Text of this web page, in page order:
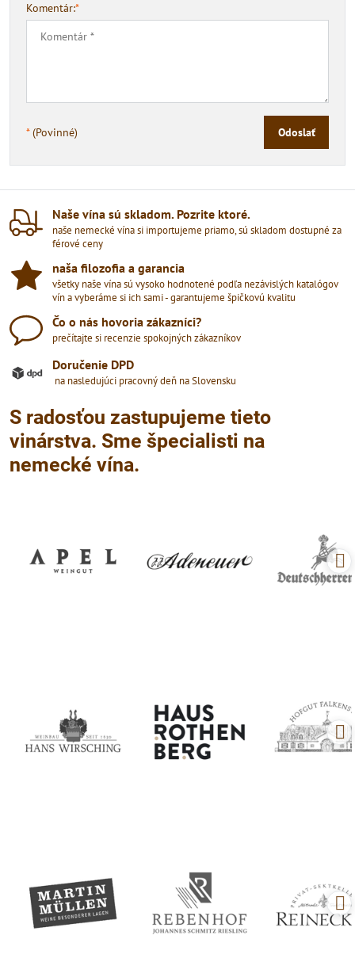
Komentár:*
*(Povinné) Odoslať
Naše vína sú skladom​. Pozrite ktoré​.
naše nemecké vína si importujeme priamo, sú skladom dostupné za
férové ceny
naša filozofia a garancia
všetky naše vína sú vysoko hodnotené podľa nezávislých katalógov
vín a vyberáme si ich sami - garantujeme špičkovú kvalitu
Čo o nás hovoria zákazníci?
prečítajte si recenzie spokojných zákazníkov
Doručenie DPD
na nasledujúci pracovný deň na Slovensku
S radosťou zastupujeme tieto
vinárstva. Sme špecialisti na
nemecké vína.